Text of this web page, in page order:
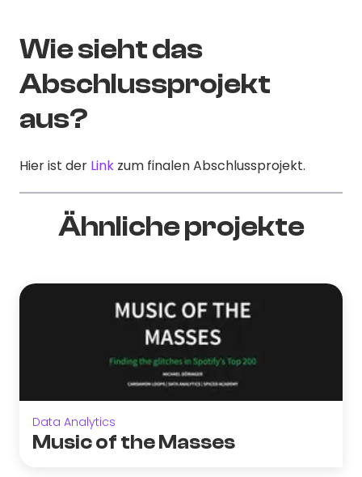
Wie sieht das
Abschlussprojekt
aus?
Hier ist der Link zum finalen Abschlussprojekt.
Ähnliche projekte
Data Analytics
Music of the Masses